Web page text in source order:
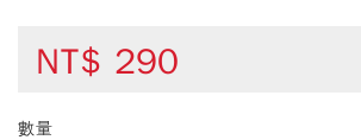
NT$ 290
數量